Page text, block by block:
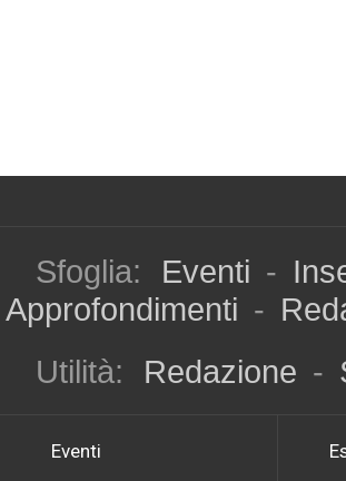
Sfoglia: Eventi -
Approfondimenti -
Utilità:
Redazione -
Eventi